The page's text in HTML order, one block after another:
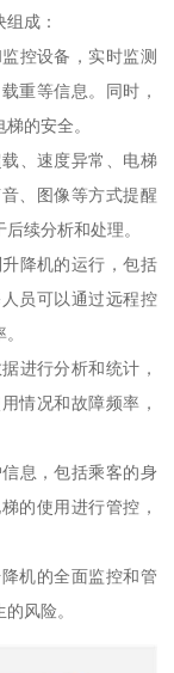
成：
控设备，实时监测
重等信息。同时，
的安全。
、速度异常、电梯
、图像等方式提醒
续分析和处理。
降机的运行，包括
员可以通过远程控
进行分析和统计，
情况和故障频率，
息，包括乘客的身
的使用进行管控，
机的全面监控和管
风险。